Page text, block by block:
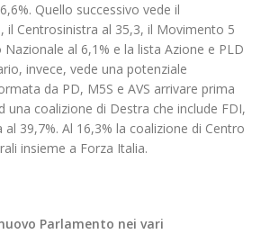
Quello successivo vede il
il Centrosinistra al 35,3, il Movimento 5
Nazionale al 6,1% e la lista Azione e PLD
invece, vede una potenziale
da PD, M5S e AVS arrivare prima
una coalizione di Destra che include FDI,
al 39,7%. Al 16,3% la coalizione di Centro
insieme a Forza Italia.
Parlamento nei vari